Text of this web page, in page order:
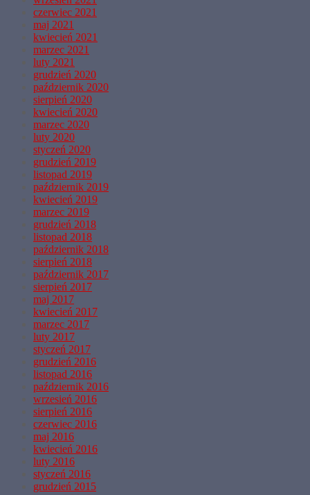
czerwiec 2021
maj 2021
kwiecień 2021
marzec 2021
luty 2021
grudzień 2020
październik 2020
sierpień 2020
kwiecień 2020
marzec 2020
luty 2020
styczeń 2020
grudzień 2019
listopad 2019
październik 2019
kwiecień 2019
marzec 2019
grudzień 2018
listopad 2018
październik 2018
sierpień 2018
październik 2017
sierpień 2017
maj 2017
kwiecień 2017
marzec 2017
luty 2017
styczeń 2017
grudzień 2016
listopad 2016
październik 2016
wrzesień 2016
sierpień 2016
czerwiec 2016
maj 2016
kwiecień 2016
luty 2016
styczeń 2016
grudzień 2015